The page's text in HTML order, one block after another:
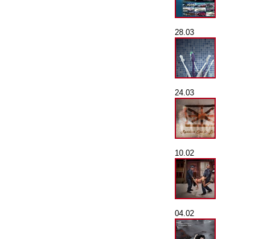
28.03
24.03
10.02
04.02